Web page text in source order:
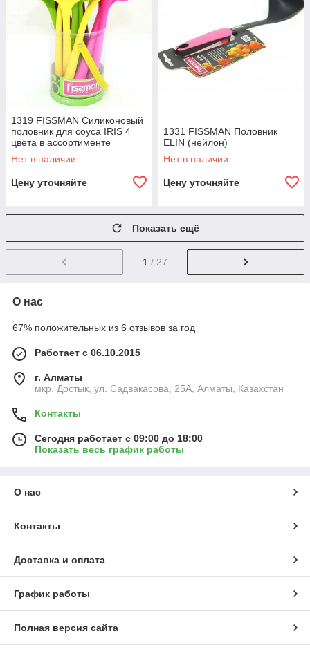
1319 FISSMAN Силиконовый
половник для соуса IRIS 4
цвета в ассортименте
Нет в наличии
Цену уточняйте
1331 FISSMAN Половник
ELIN (нейлон)
Нет в наличии
Цену уточняйте
Показать ещё
1 / 27
О нас
67% положительных из 6 отзывов за год
Работает с 06.10.2015
г. Алматы
мкр. Достык, ул. Садвакасова, 25А, Алматы, Казахстан
Контакты
Сегодня работает с 09:00 до 18:00
Показать весь график работы
О нас
Контакты
Доставка и оплата
График работы
Полная версия сайта